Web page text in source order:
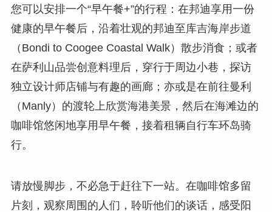
您可以安排一个“早午餐+”的行程：在邦迪享用一份
健康的早午餐后，沿着壮观的邦迪至库吉海岸步道
（Bondi to Coogee Coastal Walk）散步消食；或者
在萨利山品尝创意料理后，穿行于周边小巷，探访
独立设计师店铺与有趣的画廊；亦或是在前往曼利
（Manly）的渡轮上欣赏海港美景，然后在海滩边的
咖啡馆悠闲地享用早午餐，接着租辆自行车环岛骑
行。
请放慢脚步，不必急于赶往下一站。在咖啡馆多留
片刻，观察周围的人们，聆听他们的谈话，感受阳